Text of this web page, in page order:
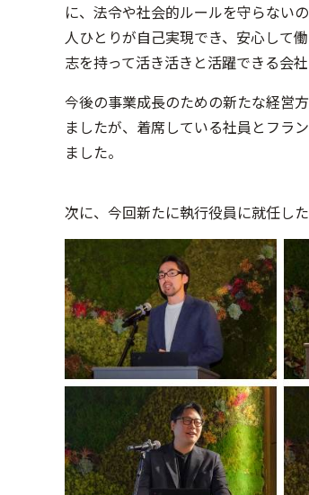
に、法令や社会的ルールを守らない
人ひとりが自己実現でき、安心して
志を持って活き活きと活躍できる会社
今後の事業成長のための新たな経営
ましたが、着席している社員とフラ
ました。
次に、今回新たに執行役員に就任し